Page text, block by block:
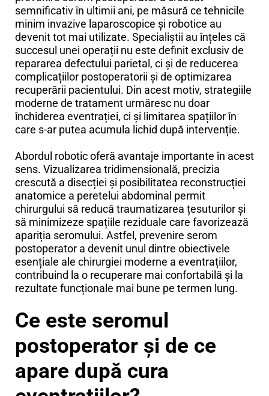
semnificativ în ultimii ani, pe măsură ce tehnicile
minim invazive laparoscopice și robotice au
devenit tot mai utilizate. Specialiștii au înțeles că
succesul unei operații nu este definit exclusiv de
repararea defectului parietal, ci și de reducerea
complicațiilor postoperatorii și de optimizarea
recuperării pacientului. Din acest motiv, strategiile
moderne de tratament urmăresc nu doar
închiderea eventrației, ci și limitarea spațiilor în
care s-ar putea acumula lichid după intervenție.
Abordul robotic oferă avantaje importante în acest
sens. Vizualizarea tridimensională, precizia
crescută a disecției și posibilitatea reconstrucției
anatomice a peretelui abdominal permit
chirurgului să reducă traumatizarea țesuturilor și
să minimizeze spațiile reziduale care favorizează
apariția seromului. Astfel, prevenire serom
postoperator a devenit unul dintre obiectivele
esențiale ale chirurgiei moderne a eventrațiilor,
contribuind la o recuperare mai confortabilă și la
rezultate funcționale mai bune pe termen lung.
Ce este seromul
postoperator și de ce
apare după cura